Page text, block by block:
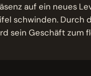
auf ein neues
schwinden. Durch
sein Geschäft zum